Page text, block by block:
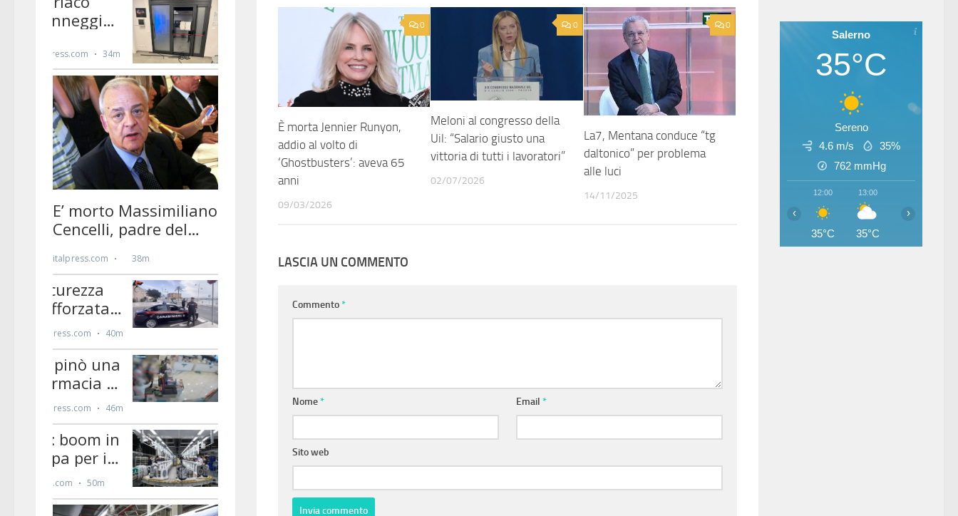
0
È morta Jennier Runyon,
addio al volto di
‘Ghostbusters’: aveva 65
anni
09/03/2026
0
Meloni al congresso della
Uil: “Salario giusto una
vittoria di tutti i lavoratori”
02/07/2026
0
La7, Mentana conduce “tg
daltonico” per problema
alle luci
14/11/2025
LASCIA UN COMMENTO
Commento*
Nome* Email*
Sito web
Salerno
35°C
Sereno
4.6 m/s
35%
762 mmHg
12:00
35°C
13:00
35°C
‹ ›